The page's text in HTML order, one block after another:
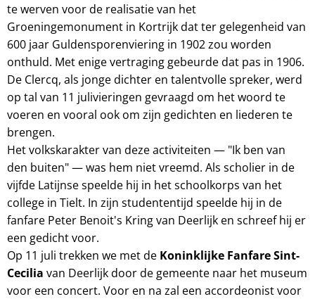
te werven voor de realisatie van het
Groeningemonument in Kortrijk dat ter gelegenheid van
600 jaar Guldensporenviering in 1902 zou worden
onthuld. Met enige vertraging gebeurde dat pas in 1906.
De Clercq, als jonge dichter en talentvolle spreker, werd
op tal van 11 julivieringen gevraagd om het woord te
voeren en vooral ook om zijn gedichten en liederen te
brengen.
Het volkskarakter van deze activiteiten — "Ik ben van
den buiten" — was hem niet vreemd. Als scholier in de
vijfde Latijnse speelde hij in het schoolkorps van het
college in Tielt. In zijn studententijd speelde hij in de
fanfare Peter Benoit's Kring van Deerlijk en schreef hij er
een gedicht voor.
Op 11 juli trekken we met de Koninklijke Fanfare Sint-
Cecilia van Deerlijk door de gemeente naar het museum
voor een concert. Voor en na zal een accordeonist voor